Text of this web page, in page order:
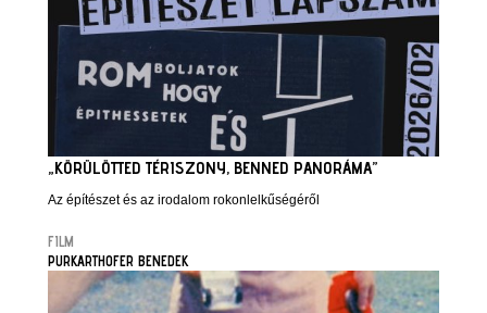
„KÖRÜLÖTTED TÉRISZONY, BENNED PANORÁMA”
Az építészet és az irodalom rokonlelkűségéről
FILM
PURKARTHOFER BENEDEK